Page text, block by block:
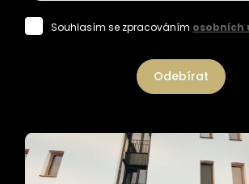
Souhlasím se zpracováním osobních
Odebírat